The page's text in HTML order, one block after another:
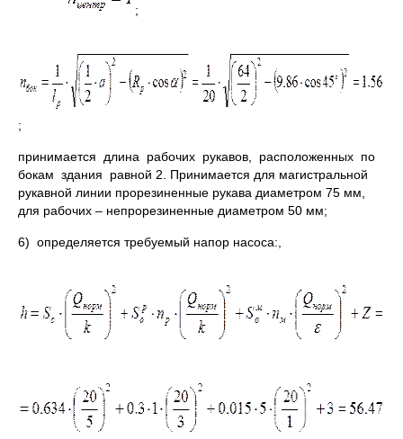
;
;
принимается длина рабочих рукавов, расположенных по
бокам здания равной 2. Принимается для магистральной
рукавной линии прорезиненные рукава диаметром 75 мм,
для рабочих – непрорезиненные диаметром 50 мм;
6) определяется требуемый напор насоса:,